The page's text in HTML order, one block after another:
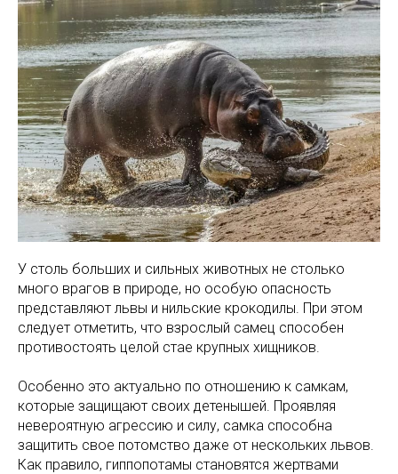
У столь больших и сильных животных не столько
много врагов в природе, но особую опасность
представляют львы и нильские крокодилы. При этом
следует отметить, что взрослый самец способен
противостоять целой стае крупных хищников.
Особенно это актуально по отношению к самкам,
которые защищают своих детенышей. Проявляя
невероятную агрессию и силу, самка способна
защитить свое потомство даже от нескольких львов.
Как правило, гиппопотамы становятся жертвами